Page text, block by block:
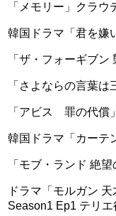
「メモリー」クラウ
韓国ドラマ「君を嫌
「ザ・フォーギブ
「さよならの言葉
「アビス 罪の代償」
韓国ドラマ「カーテ
「モブ・ランド 絶
ドラマ「モルガン
Season1 Ep1 テリエ